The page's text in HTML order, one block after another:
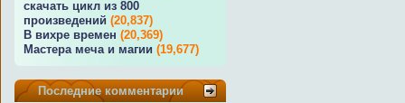
скачать цикл из 800
произведений (20,837)
В вихре времен (20,369)
Мастера меча и магии (19,677)
Последние комментарии